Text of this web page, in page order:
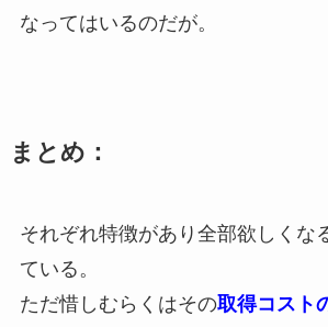
なってはいるのだが。
まとめ：
それぞれ特徴があり全部欲しくな
ている。
ただ惜しむらくはその取得コスト